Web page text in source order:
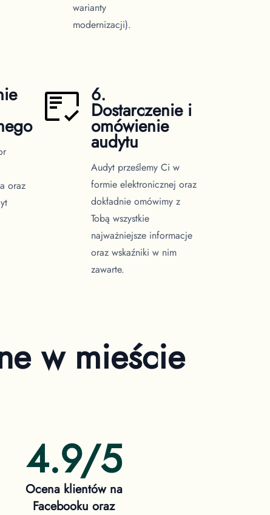
warianty
modernizacji).
oraz
6.
Dostarczenie i
omówienie
audytu
Audyt prześlemy Ci w
formie elektronicznej oraz
dokładnie omówimy z
Tobą wszystkie
najważniejsze informacje
oraz wskaźniki w nim
zawarte.
w mieście
4.9/5
Ocena klientów na
Facebooku oraz